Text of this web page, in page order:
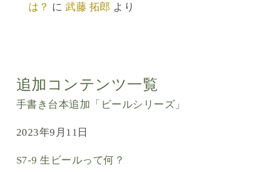
は？ に武藤 拓郎 より
追加コンテンツ一覧
手書き台本追加「ビールシリーズ」
2023年9月11日
S7-9 生ビールって何？